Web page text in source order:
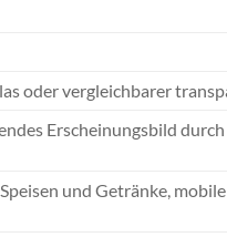
oder vergleichbarer
Erscheinungsbild
und Getränke,